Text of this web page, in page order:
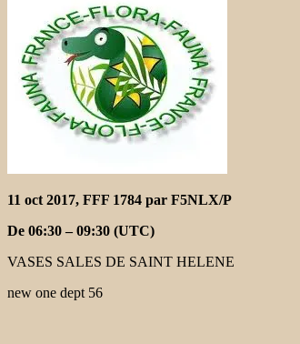
11 oct 2017, FFF 1784 par F5NLX/P
De 06:30 – 09:30 (UTC)
VASES SALES DE SAINT HELENE
new one dept 56